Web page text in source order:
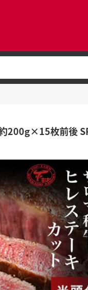
約200g×15枚前後